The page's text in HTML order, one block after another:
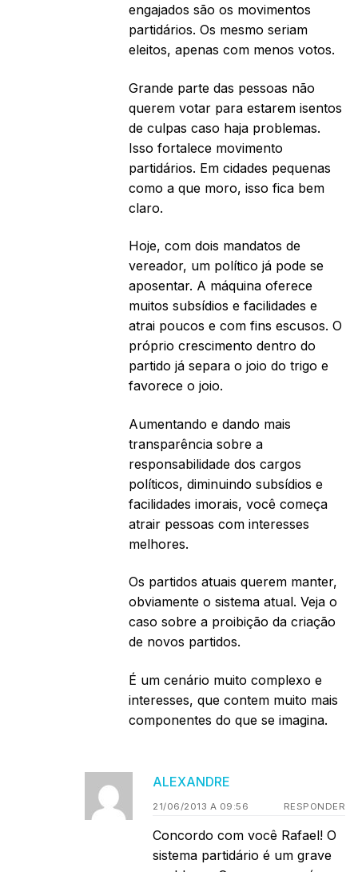
engajados são os movimentos
partidários. Os mesmo seriam
eleitos, apenas com menos votos.
Grande parte das pessoas não
querem votar para estarem isentos
de culpas caso haja problemas.
Isso fortalece movimento
partidários. Em cidades pequenas
como a que moro, isso fica bem
claro.
Hoje, com dois mandatos de
vereador, um político já pode se
aposentar. A máquina oferece
muitos subsídios e facilidades e
atrai poucos e com fins escusos. O
próprio crescimento dentro do
partido já separa o joio do trigo e
favorece o joio.
Aumentando e dando mais
transparência sobre a
responsabilidade dos cargos
políticos, diminuindo subsídios e
facilidades imorais, você começa
atrair pessoas com interesses
melhores.
Os partidos atuais querem manter,
obviamente o sistema atual. Veja o
caso sobre a proibição da criação
de novos partidos.
É um cenário muito complexo e
interesses, que contem muito mais
componentes do que se imagina.
ALEXANDRE
21/06/2013 A 09:56 RESPONDER
Concordo com você Rafael! O
sistema partidário é um grave